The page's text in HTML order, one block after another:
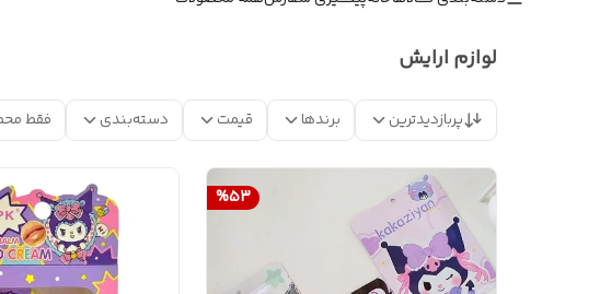
لوازم ارایش
پربازدیدترین برندها قیمت دسته‌بندی فقط
%53